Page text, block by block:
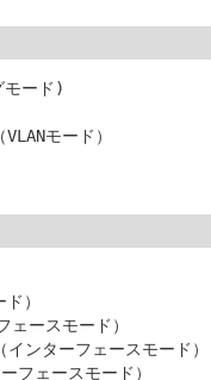
モード)
）
ェースモード）
（インターフェースモード）
ーフェースモード）